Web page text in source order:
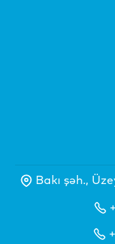
Bakı şəh.,